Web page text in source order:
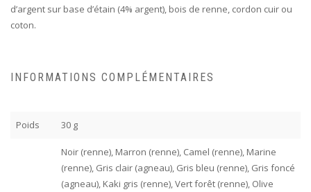
d’argent sur base d’étain (4% argent), bois de renne, cordon cuir ou
coton.
INFORMATIONS COMPLÉMENTAIRES
Poids 30 g
Noir (renne), Marron (renne), Camel (renne), Marine
(renne), Gris clair (agneau), Gris bleu (renne), Gris foncé
(agneau), Kaki gris (renne), Vert forêt (renne), Olive